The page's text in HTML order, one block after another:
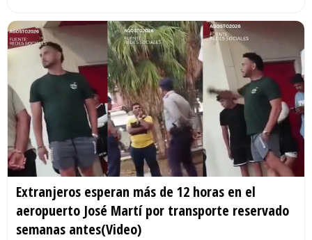
Extranjeros esperan más de 12 horas en el
aeropuerto José Martí por transporte reservado
semanas antes(Video)